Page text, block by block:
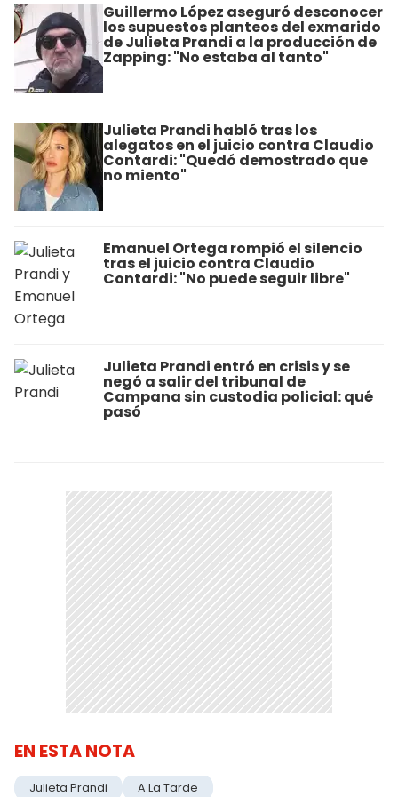
Guillermo López aseguró desconocer
los supuestos planteos del exmarido
de Julieta Prandi a la producción de
Zapping: "No estaba al tanto"
Julieta Prandi habló tras los
alegatos en el juicio contra Claudio
Contardi: "Quedó demostrado que
no miento"
Emanuel Ortega rompió el silencio
tras el juicio contra Claudio
Contardi: "No puede seguir libre"
Julieta Prandi entró en crisis y se
negó a salir del tribunal de
Campana sin custodia policial: qué
pasó
EN ESTA NOTA
Julieta Prandi A La Tarde